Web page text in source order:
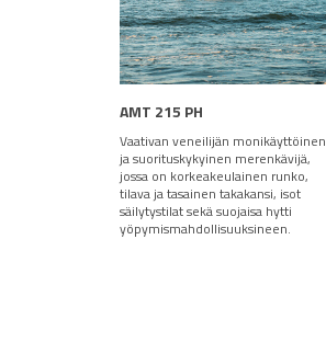
AMT 215 PH
Vaativan veneilijän monikäyttöinen
ja suorituskykyinen merenkävijä,
jossa on korkeakeulainen runko,
tilava ja tasainen takakansi, isot
säilytystilat sekä suojaisa hytti
yöpymismahdollisuuksineen.